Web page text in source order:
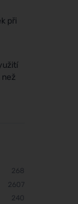
při
268
2607
240